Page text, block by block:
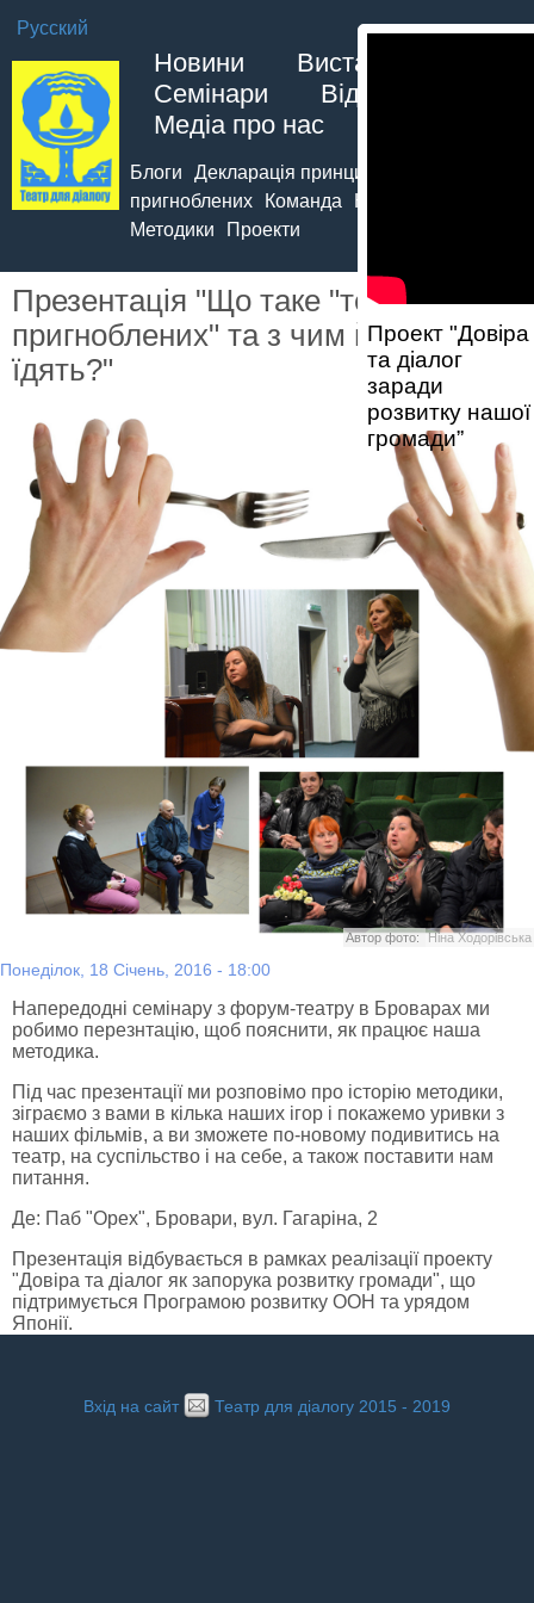
Новини
Вистави
Семінари
Відео
Медіа про нас
Блоги
Декларація принципів театру
пригноблених
Команда
Контакти
Методики
Проекти
Русский
Презентація "Що таке "театр
пригноблених" та з чим його
їдять?"
Автор фото: Ніна Ходорівська
Понеділок, 18 Січень, 2016 - 18:00
Напередодні семінару з форум-театру в Броварах ми
робимо перезнтацію, щоб пояснити, як працює наша
методика.
Під час презентації ми розповімо про історію методики,
зіграємо з вами в кілька наших ігор і покажемо уривки з
наших фільмів, а ви зможете по-новому подивитись на
театр, на суспільство і на себе, а також поставити нам
питання.
Де: Паб "Орех", Бровари, вул. Гагаріна, 2
Презентація відбувається в рамках реалізації проекту
"Довіра та діалог як запорука розвитку громади", що
підтримується Програмою розвитку ООН та урядом
Японії.
Проект "Довіра
та діалог
заради
розвитку нашої
громади”
Вхід на сайт Театр для діалогу 2015 - 2019